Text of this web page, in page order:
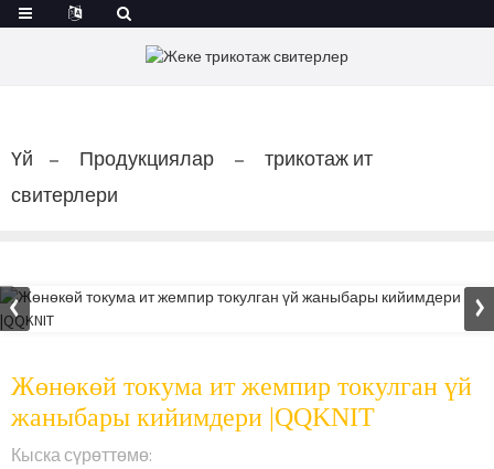
Үй Продукциялар
трикотаж ит
свитерлери
Жөнөкөй токума ит жемпир токулган үй
жаныбары кийимдери |QQKNIT
Кыска сүрөттөмө: